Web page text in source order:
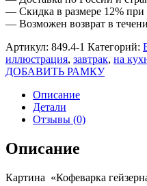
— Скидка в размере 12% при
— Возможен возврат в
Артикул: 849.4-1 Категорий:
иллюстрация, завтрак, на
ДОБАВИТЬ РАМКУ
Описание
Детали
Отзывы (0)
Описание
Картина «Кофеварка